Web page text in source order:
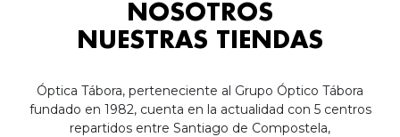
NOSOTROS
NUESTRAS TIENDAS
Óptica Tábora, perteneciente al Grupo Óptico Tábora
fundado en 1982, cuenta en la actualidad con 5 centros
repartidos entre Santiago de Compostela,